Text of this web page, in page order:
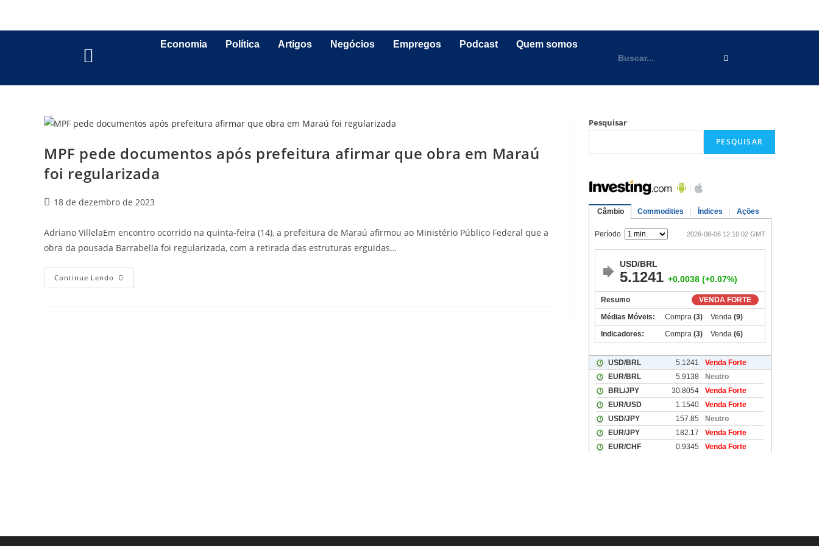
Economia Política Artigos Negócios Empregos Podcast Quem somos
MPF pede documentos após prefeitura afirmar que obra em Maraú
foi regularizada
18 de dezembro de 2023
Adriano VillelaEm encontro ocorrido na quinta-feira (14), a prefeitura de Maraú afirmou ao Ministério Público Federal que a
obra da pousada Barrabella foi regularizada, com a retirada das estruturas erguidas…
Continue Lendo
Pesquisar
PESQUISAR